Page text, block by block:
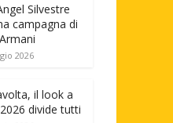
Silvestre
campagna di
2026
il look a
divide tutti